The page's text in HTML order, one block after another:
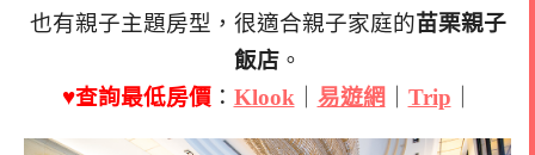
也有親子主題房型，很適合親子家庭的苗栗親子
飯店。
♥查詢最低房價： Klook 易遊網 Trip